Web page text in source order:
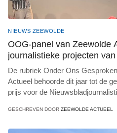
NIEUWS ZEEWOLDE
OOG-panel van Zeewolde
journalistieke projecten
De rubriek Onder Ons
Actueel behoorde dit jaar tot de
prijs voor de
GESCHREVEN DOOR ZEEWOLDE ACTUEEL